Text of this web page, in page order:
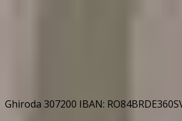
Ghiroda 307200 IBAN: